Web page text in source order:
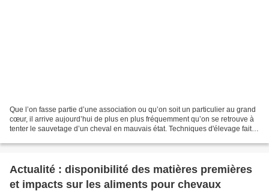
Que l’on fasse partie d’une association ou qu’on soit un particulier au grand
cœur, il arrive aujourd’hui de plus en plus fréquemment qu’on se retrouve à
tenter le sauvetage d’un cheval en mauvais état. Techniques d'élevage fait le
Actualité : disponibilité des matières premières
et impacts sur les aliments pour chevaux